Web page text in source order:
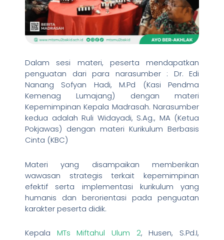
Dalam sesi materi, peserta mendapatkan
penguatan dari para narasumber : Dr. Edi
Nanang Sofyan Hadi, M.Pd (Kasi Pendma
Kemenag Lumajang) dengan materi
Kepemimpinan Kepala Madrasah. Narasumber
kedua adalah Ruli Widayadi, S.Ag., MA (Ketua
Pokjawas) dengan materi Kurikulum Berbasis
Cinta (KBC)
Materi yang disampaikan memberikan
wawasan strategis terkait kepemimpinan
efektif serta implementasi kurikulum yang
humanis dan berorientasi pada penguatan
karakter peserta didik.
Kepala MTs Miftahul Ulum 2, Husen, S.Pd.I,